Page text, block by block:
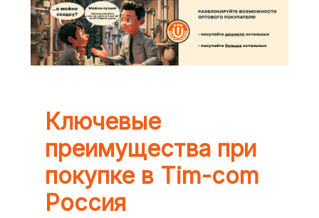
Ключевые
преимущества при
покупке в Tim-com
Россия